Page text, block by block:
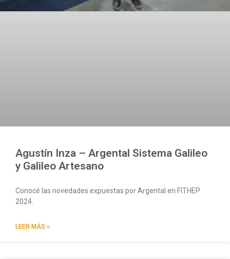
Agustín Inza – Argental Sistema Galileo
y Galileo Artesano
Conocé las novedades expuestas por Argental en FITHEP
2024.
LEER MÁS »